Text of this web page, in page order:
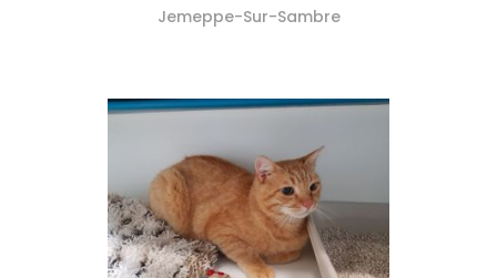
Jemeppe-Sur-Sambre